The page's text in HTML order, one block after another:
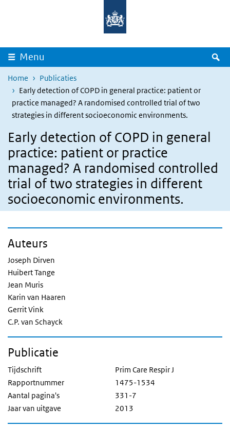
Overslaan en naar de inhoud gaan
Menu
Home
Publicaties
Early detection of COPD in general practice: patient or
practice managed? A randomised controlled trial of two
strategies in different socioeconomic environments.
Early detection of COPD in general
practice: patient or practice
managed? A randomised controlled
trial of two strategies in different
socioeconomic environments.
Auteurs
Joseph Dirven
Huibert Tange
Jean Muris
Karin van Haaren
Gerrit Vink
C.P. van Schayck
Publicatie
Tijdschrift
Prim Care Respir J
Rapportnummer
1475-1534
Aantal pagina's
331-7
Jaar van uitgave
2013